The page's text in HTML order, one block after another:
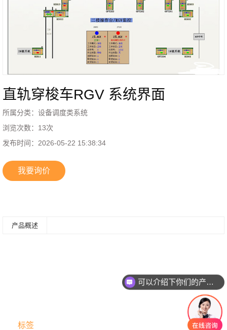
直轨穿梭车RGV 系统界面
所属分类： 设备调度类系统
浏览次数： 13次
发布时间： 2026-05-22 15:38:34
我要询价
产品概述
标签
可以介绍下你们的产品么？